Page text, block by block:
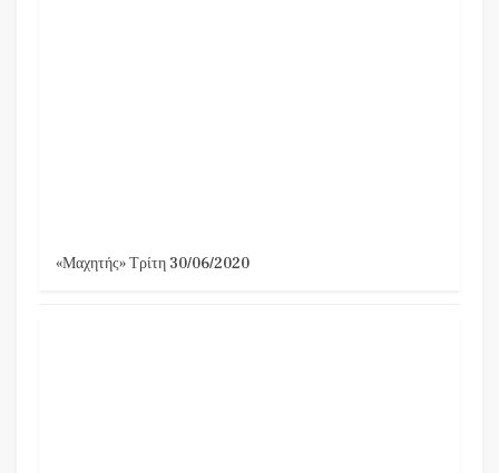
«Μαχητής» Τρίτη 30/06/2020